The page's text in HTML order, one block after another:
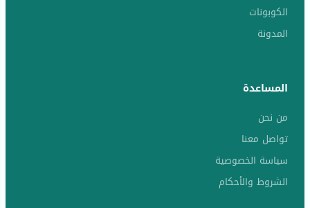
الكوبونات
المدونة
المساعدة
من نحن
تواصل معنا
سياسة الخصوصية
الشروط والأحكام